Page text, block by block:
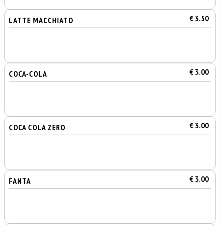
LATTE MACCHIATO € 3.50
COCA-COLA € 3.00
COCA COLA ZERO € 3.00
FANTA € 3.00